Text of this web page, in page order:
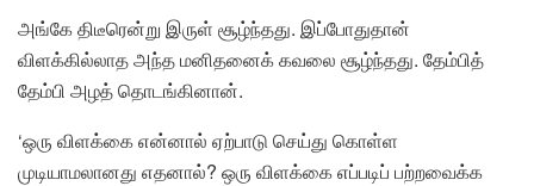
அங்கே திடீரென்று இருள் சூழ்ந்தது. இப்போதுதான்
விளக்கில்லாத அந்த மனிதனைக் கவலை சூழ்ந்தது. தேம்பித்
தேம்பி அழத் தொடங்கினான்.
‘ஒரு விளக்கை என்னால் ஏற்பாடு செய்து கொள்ள
முடியாமலானது எதனால்? ஒரு விளக்கை எப்படிப் பற்றவைக்க